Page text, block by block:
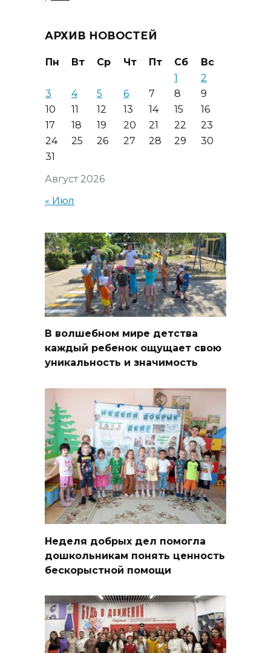
АРХИВ НОВОСТЕЙ
Август 2026
Пн Вт Ср Чт Пт Сб
Вс
1
2
3
4 5 6 7 8
9
10
11 12 13 14 15
16
17
18 19 20 21 22
23
24
25 26 27 28 29
30
31
« Июл
В волшебном мире детства
каждый ребенок ощущает свою
уникальность и значимость
Неделя добрых дел помогла
дошкольникам понять ценность
бескорыстной помощи